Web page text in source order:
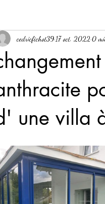
une villa
cedricfichot39 17 oct. 2022 0